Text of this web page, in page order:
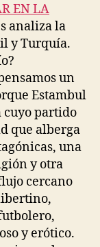
EN LA
analiza la
y Turquía.
un
Estambul
cuyo partido
que alberga
una
y otra
cercano
y erótico.